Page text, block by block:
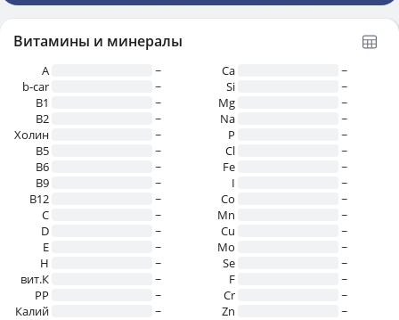
Витамины и минералы
A
~
b-car
~
В1
~
B2
~
Холин
~
B5
~
B6
~
B9
~
B12
~
C
~
D
~
E
~
H
~
вит.К
~
PP
~
Калий
~
Ca
~
Si
~
Mg
~
Na
~
P
~
Cl
~
Fe
~
I
~
Co
~
Mn
~
Cu
~
Mo
~
Se
~
F
~
Cr
~
Zn
~